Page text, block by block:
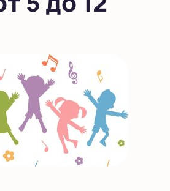
другой город